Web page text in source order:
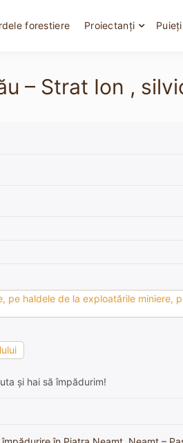
forestiere Proiectanți
– Strat Ion ,
pe haldele de la exploatările miniere,
și hai să împădurim!